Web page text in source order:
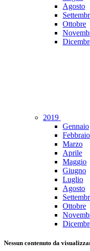
Agosto
Ottobre
2019
Gennaio
Febbraio
Marzo
Aprile
Maggio
Giugno
Luglio
Agosto
Ottobre
Nessun contenuto da